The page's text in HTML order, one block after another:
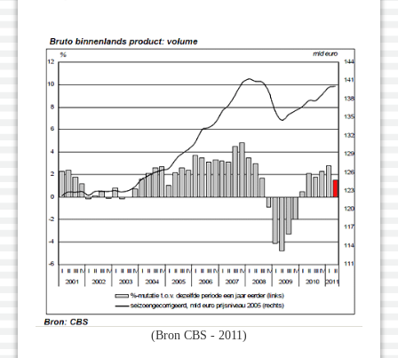
(Bron CBS - 2011)